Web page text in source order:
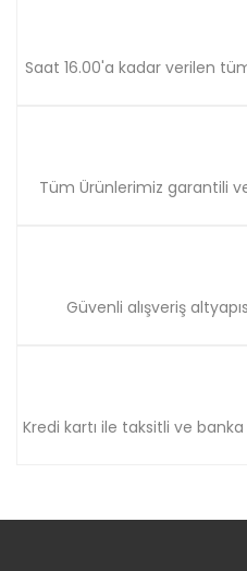
Saat 16.00'a kadar verilen
Tüm Ürünlerimiz garantili
Güvenli alışveriş
Kredi kartı ile taksitli ve